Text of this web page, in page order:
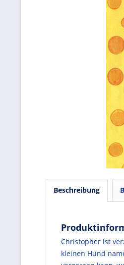
Beschreibung
Christopher ist
kleinen Hund